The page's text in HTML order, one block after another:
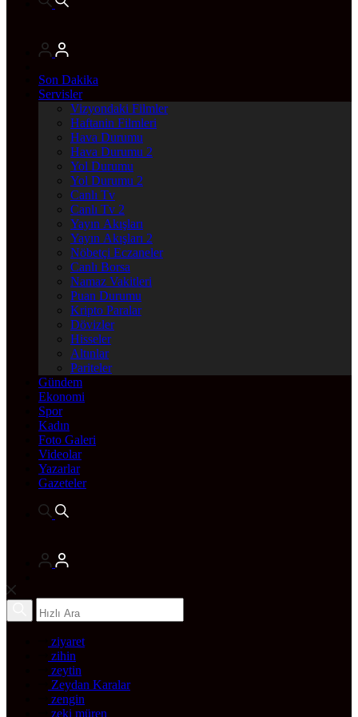
Son Dakika
Servisler
Vizyondaki Filmler
Haftanin Filmleri
Hava Durumu
Hava Durumu 2
Yol Durumu
Yol Durumu 2
Canlı Tv
Canlı Tv 2
Yayın Akışları
Yayın Akışları 2
Nöbetçi Eczaneler
Canlı Borsa
Namaz Vakitleri
Puan Durumu
Kripto Paralar
Dövizler
Hisseler
Altınlar
Pariteler
Gündem
Ekonomi
Spor
Kadın
Foto Galeri
Videolar
Yazarlar
Gazeteler
ziyaret
zihin
zeytin
Zeydan Karalar
zengin
zeki müren